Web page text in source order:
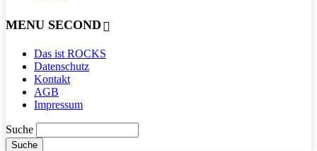
MENU SECOND
Das ist ROCKS
Datenschutz
Kontakt
AGB
Impressum
Suche